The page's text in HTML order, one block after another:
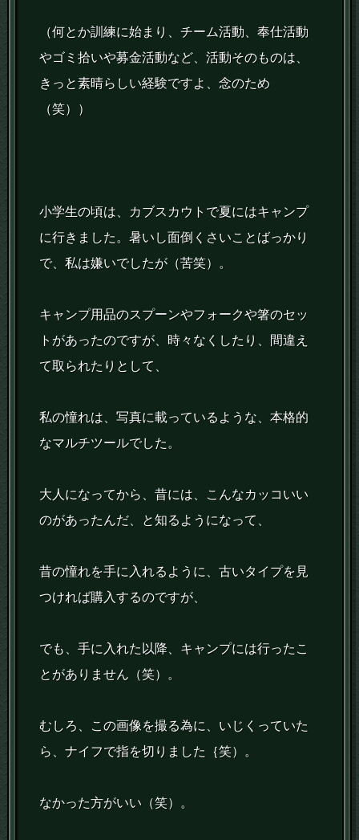
（何とか訓練に始まり、チーム活動、奉仕活動
やゴミ拾いや募金活動など、活動そのものは、
きっと素晴らしい経験ですよ、念のため
（笑））
小学生の頃は、カブスカウトで夏にはキャンプ
に行きました。暑いし面倒くさいことばっかり
で、私は嫌いでしたが（苦笑）。
キャンプ用品のスプーンやフォークや箸のセッ
トがあったのですが、時々なくしたり、間違え
て取られたりとして、
私の憧れは、写真に載っているような、本格的
なマルチツールでした。
大人になってから、昔には、こんなカッコいい
のがあったんだ、と知るようになって、
昔の憧れを手に入れるように、古いタイプを見
つければ購入するのですが、
でも、手に入れた以降、キャンプには行ったこ
とがありません（笑）。
むしろ、この画像を撮る為に、いじくっていた
ら、ナイフで指を切りました｛笑）。
なかった方がいい（笑）。